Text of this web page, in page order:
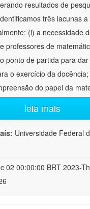
resultados de
três lacunas a
(i) a necessidade
professores de
ponto de partida para
o exercício da
do papel da
leia mais
Universidade Federal
02 00:00:00 BRT 2023-